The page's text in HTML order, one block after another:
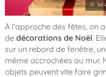
©
À l'approche des fêtes, on
de décorations de Noël.
sur un rebord de fenêtre,
même accrochées au mur.
objets peuvent vite faire